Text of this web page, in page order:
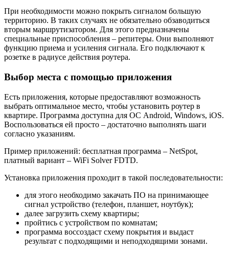
При необходимости можно покрыть сигналом большую
территорию. В таких случаях не обязательно обзаводиться
вторым маршрутизатором. Для этого предназначены
специальные приспособления – репитеры. Они выполняют
функцию приема и усиления сигнала. Его подключают к
розетке в радиусе действия роутера.
Выбор места с помощью приложения
Есть приложения, которые предоставляют возможность
выбрать оптимальное место, чтобы установить роутер в
квартире. Программа доступна для ОС Android, Windows, iOS.
Воспользоваться ей просто – достаточно выполнять шаги
согласно указаниям.
Пример приложений: бесплатная программа – NetSpot,
платный вариант – WiFi Solver FDTD.
Установка приложения проходит в такой последовательности:
для этого необходимо закачать ПО на принимающее
сигнал устройство (телефон, планшет, ноутбук);
далее загрузить схему квартиры;
пройтись с устройством по комнатам;
программа воссоздаст схему покрытия и выдаст
результат с подходящими и неподходящими зонами.